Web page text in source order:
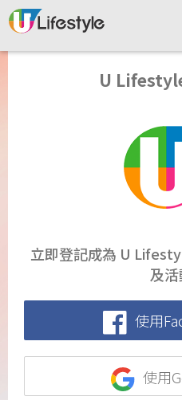
U
立即登記成為 U
及活
使用
使用